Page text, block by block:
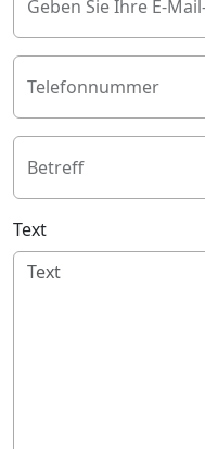
Geben Sie Ihre E-
Telefonnummer
Betreff
Text